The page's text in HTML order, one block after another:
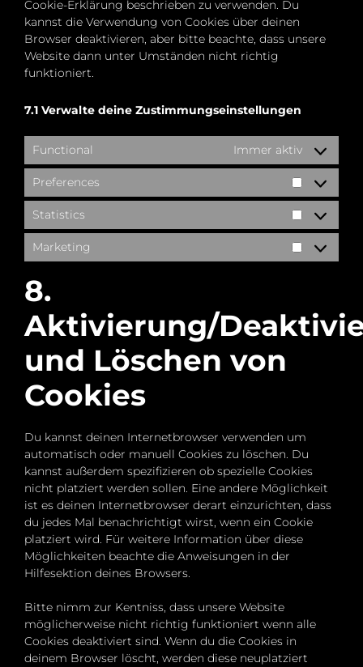
Cookie-Erklärung beschrieben zu verwenden. Du
kannst die Verwendung von Cookies über deinen
Browser deaktivieren, aber bitte beachte, dass unsere
Website dann unter Umständen nicht richtig
funktioniert.
7.1 Verwalte deine Zustimmungseinstellungen
Functional Immer aktiv
Preferences
Statistics
Statistics
Marketing
Marketing
8.
Aktivierung/
und Löschen von
Cookies
Du kannst deinen Internetbrowser verwenden um
automatisch oder manuell Cookies zu löschen. Du
kannst außerdem spezifizieren ob spezielle Cookies
nicht platziert werden sollen. Eine andere Möglichkeit
ist es deinen Internetbrowser derart einzurichten, dass
du jedes Mal benachrichtigt wirst, wenn ein Cookie
platziert wird. Für weitere Information über diese
Möglichkeiten beachte die Anweisungen in der
Hilfesektion deines Browsers.
Bitte nimm zur Kentniss, dass unsere Website
möglicherweise nicht richtig funktioniert wenn alle
Cookies deaktiviert sind. Wenn du die Cookies in
deinem Browser löscht, werden diese neuplatziert